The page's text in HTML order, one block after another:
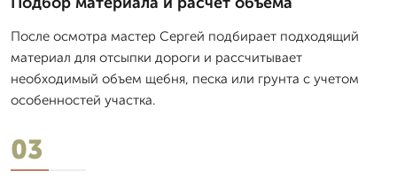
После осмотра мастер Сергей подбирает подходящий
материал для отсыпки дороги и рассчитывает
необходимый объем щебня, песка или грунта с учетом
особенностей участка.
03